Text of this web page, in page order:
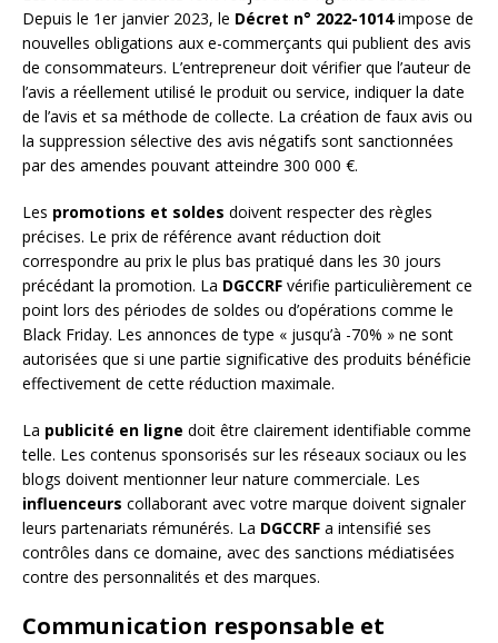
Depuis le 1er janvier 2023, le Décret n° 2022-1014impose de
nouvelles obligations aux e-commerçants qui publient des avis
de consommateurs. L’entrepreneur doit vérifier que l’auteur de
l’avis a réellement utilisé le produit ou service, indiquer la date
de l’avis et sa méthode de collecte. La création de faux avis ou
la suppression sélective des avis négatifs sont sanctionnées
par des amendes pouvant atteindre 300 000 €.
Les promotions et soldes doivent respecter des règles
précises. Le prix de référence avant réduction doit
correspondre au prix le plus bas pratiqué dans les 30 jours
précédant la promotion. La DGCCRF vérifie particulièrement ce
point lors des périodes de soldes ou d’opérations comme le
Black Friday. Les annonces de type « jusqu’à -70% » ne sont
autorisées que si une partie significative des produits bénéficie
effectivement de cette réduction maximale.
La publicité en ligne doit être clairement identifiable comme
telle. Les contenus sponsorisés sur les réseaux sociaux ou les
blogs doivent mentionner leur nature commerciale. Les
influenceurs collaborant avec votre marque doivent signaler
leurs partenariats rémunérés. La DGCCRF a intensifié ses
contrôles dans ce domaine, avec des sanctions médiatisées
contre des personnalités et des marques.
Communication responsable et